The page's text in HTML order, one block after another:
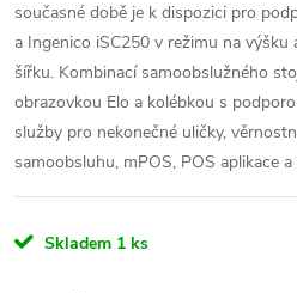
současné době je k dispozici pro
a Ingenico iSC250 v režimu na
šířku. Kombinací samoobslužného
obrazovkou Elo a kolébkou s
služby pro nekonečné uličky,
samoobsluhu, mPOS, POS aplikace a
Skladem 1 ks